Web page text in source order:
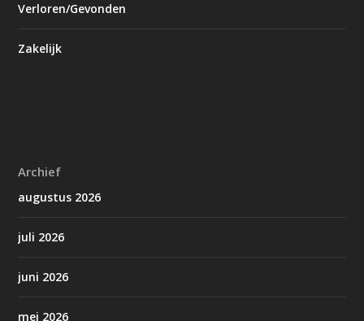
Verloren/Gevonden
Zakelijk
Archief
augustus 2026
juli 2026
juni 2026
mei 2026